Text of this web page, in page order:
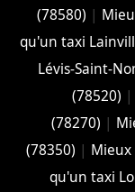
(78580) |
qu'un taxi
Lévis-Saint-
(78520) |
(78270) |
(78350) | Mieux
qu'un taxi